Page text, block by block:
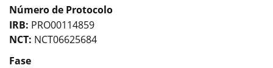
Número de Protocolo
IRB: PRO00114859
NCT: NCT06625684
Fase